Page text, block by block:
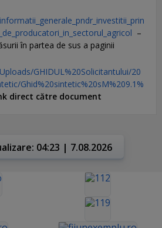
–
în partea de sus a paginii
GHIDUL%20Solicitantului/20
Ghid%20sintetic%20sM%209.1%
direct către document
04:23 | 7.08.2026